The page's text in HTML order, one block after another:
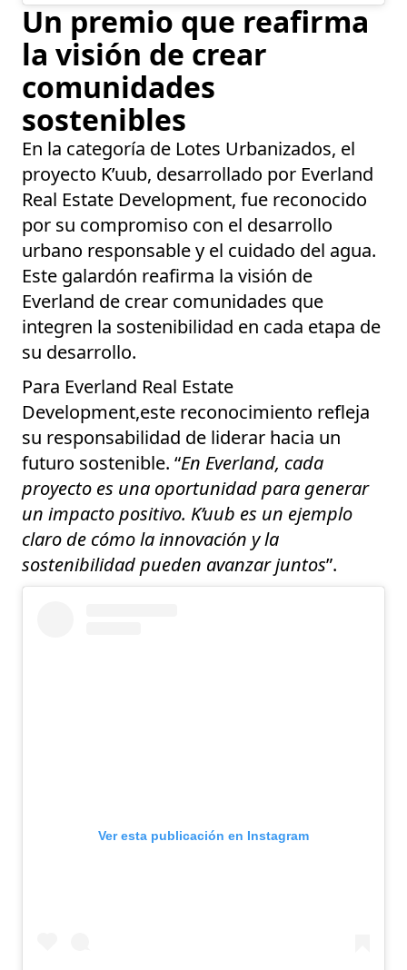
Un premio que reafirma
la visión de crear
comunidades
sostenibles
En la categoría de Lotes Urbanizados, el
proyecto K’uub, desarrollado por Everland
Real Estate Development, fue reconocido
por su compromiso con el desarrollo
urbano responsable y el cuidado del agua.
Este galardón reafirma la visión de
Everland de crear comunidades que
integren la sostenibilidad en cada etapa de
su desarrollo.
Para Everland Real Estate
Development,este reconocimiento refleja
su responsabilidad de liderar hacia un
futuro sostenible. “En Everland, cada
proyecto es una oportunidad para generar
un impacto positivo. K’uub es un ejemplo
claro de cómo la innovación y la
sostenibilidad pueden avanzar juntos”.
Ver esta publicación en Instagram